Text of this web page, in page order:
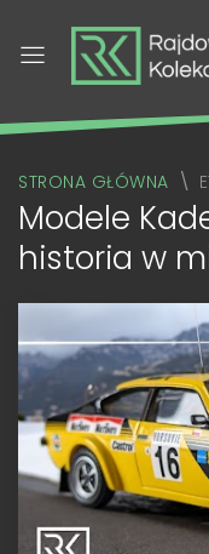
STRONA GŁÓWNA
Modele
historia w